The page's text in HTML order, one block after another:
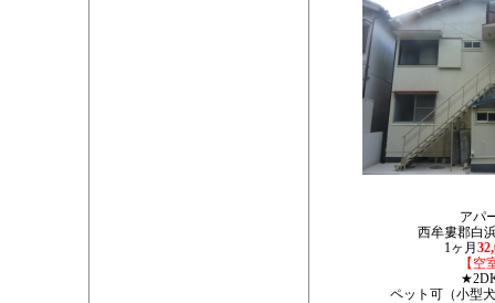
アパ
西牟婁郡白
1ヶ月
【空
ペット可（小型